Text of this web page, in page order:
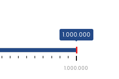
1.000.000
1.000.000